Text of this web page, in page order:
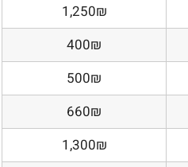
1,250₪
400₪
500₪
660₪
1,300₪